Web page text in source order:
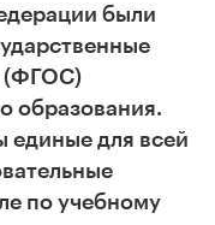
были
(ФГОС)
образования.
единые для всей
по учебному